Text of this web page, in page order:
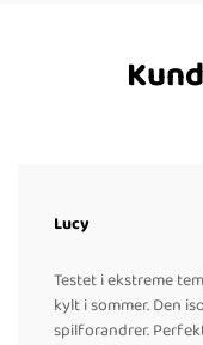
Lucy
Testet i ekstreme
kylt i sommer. Den
spilforandrer.